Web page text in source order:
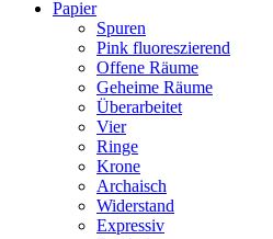
Papier
Spuren
Pink fluoreszierend
Offene Räume
Geheime Räume
Überarbeitet
Vier
Ringe
Krone
Archaisch
Widerstand
Expressiv